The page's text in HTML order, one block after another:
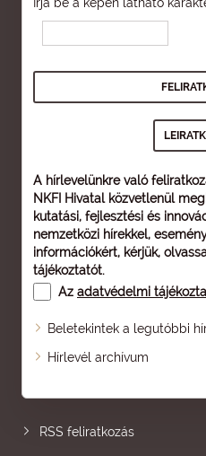
A hírlevelünkre való
NKFI Hivatal közvetlenül
kutatási, fejlesztési és
nemzetközi hírekkel,
információkért, kérjük,
tájékoztatót.
Az adatvédelmi
Beletekintek a legutóbbi
Hírlevél archívum
Oldaltérkép
RSS feliratkozás